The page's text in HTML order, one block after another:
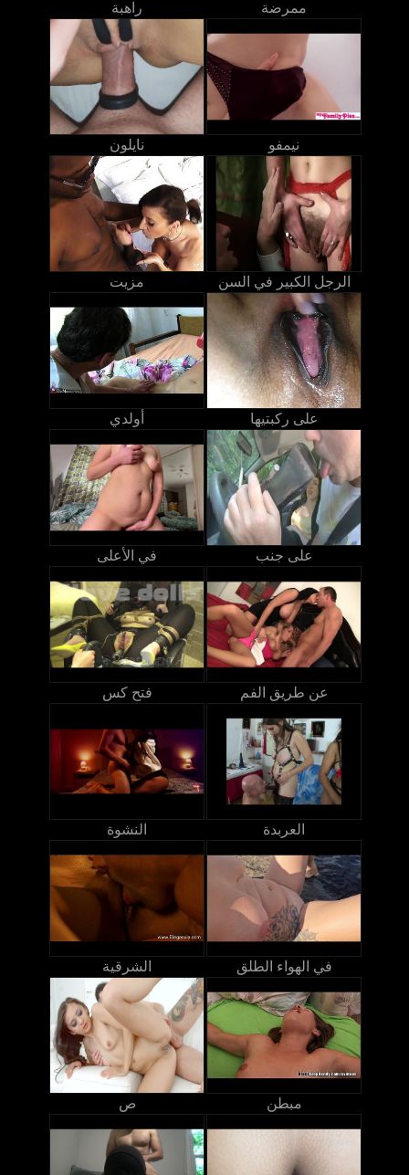
راهبة ممرضة
نايلون نيمفو
مزيت الرجل الكبير في السن
أولدي على ركبتيها
في الأعلى على جنب
فتح كس عن طريق الفم
النشوة العربدة
الشرقية في الهواء الطلق
ص مبطن